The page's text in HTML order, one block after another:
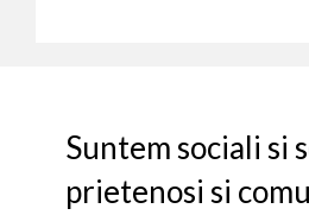
Suntem sociali si
prietenosi si